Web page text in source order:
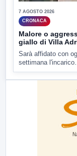
7 AGOSTO 2026
CRONACA
Malore o
giallo di Villa
Sarà affidato con
settimana l'incarico...